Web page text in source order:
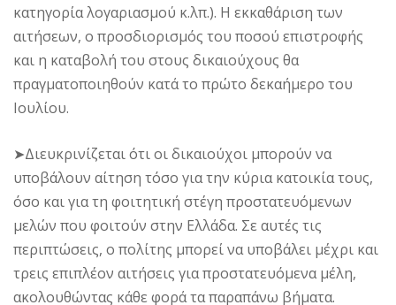
κατηγορία λογαριασμού κ.λπ.). Η εκκαθάριση των
αιτήσεων, ο προσδιορισμός του ποσού επιστροφής
και η καταβολή του στους δικαιούχους θα
πραγματοποιηθούν κατά το πρώτο δεκαήμερο του
Ιουλίου.
➤Διευκρινίζεται ότι οι δικαιούχοι μπορούν να
υποβάλουν αίτηση τόσο για την κύρια κατοικία τους,
όσο και για τη φοιτητική στέγη προστατευόμενων
μελών που φοιτούν στην Ελλάδα. Σε αυτές τις
περιπτώσεις, ο πολίτης μπορεί να υποβάλει μέχρι και
τρεις επιπλέον αιτήσεις για προστατευόμενα μέλη,
ακολουθώντας κάθε φορά τα παραπάνω βήματα.